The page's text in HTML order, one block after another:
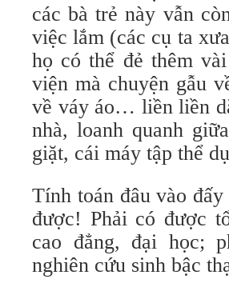
các bà trẻ này vẫn
việc lắm (các cụ ta
họ có thể đẻ thêm
viện mà chuyện gẫu
về váy áo… liền liền
nhà, loanh quanh
giặt, cái máy tập thể
Tính toán đâu vào
được! Phải có được
cao đẳng, đại học;
nghiên cứu sinh bậc